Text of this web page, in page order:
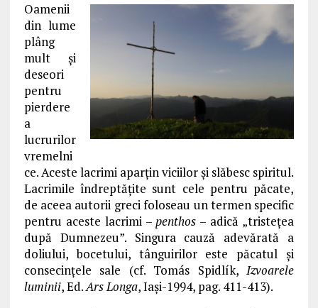
Oamenii
din lume
plâng
mult şi
deseori
pentru
pierdere
a
lucrurilor
vremelni
ce. Aceste lacrimi aparţin viciilor şi slăbesc spiritul.
Lacrimile îndreptăţite sunt cele pentru păcate,
de aceea autorii greci foloseau un termen specific
pentru aceste lacrimi –penthos – adică „tristeţea
după Dumnezeu”. Singura cauză adevărată a
doliului, bocetului, tânguirilor este păcatul şi
consecinţele sale (cf. Tomás Spidlík,Izvoarele
luminii, Ed.Ars Longa, Iaşi-1994, pag. 411-413).